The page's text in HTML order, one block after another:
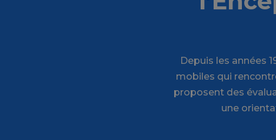
Depuis les années
mobiles qui
proposent des
une